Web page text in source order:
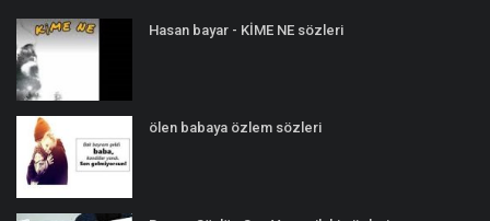
Hasan bayar - KİME NE sözleri
ölen babaya özlem sözleri